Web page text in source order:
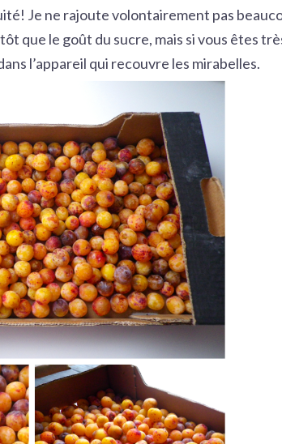
Je ne rajoute volontairement pas
que le goût du sucre, mais si vous êtes
l’appareil qui recouvre les mirabelles.